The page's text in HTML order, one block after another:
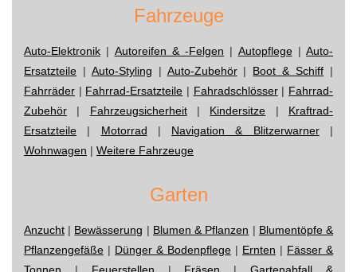
Fahrzeuge
Auto-Elektronik | Autoreifen & -Felgen | Autopflege| Auto-
Ersatzteile | Auto-Styling | Auto-Zubehör| Boot & Schiff |
Fahrräder | Fahrrad-Ersatzteile | Fahradschlösser| Fahrrad-
Zubehör | Fahrzeugsicherheit| Kindersitze | Kraftrad-
Ersatzteile | Motorrad | Navigation & Blitzerwarner|
Wohnwagen | Weitere Fahrzeuge
Garten
Anzucht | Bewässerung | Blumen & Pflanzen | Blumentöpfe &
Pflanzengefäße | Dünger & Bodenpflege | Ernten | Fässer &